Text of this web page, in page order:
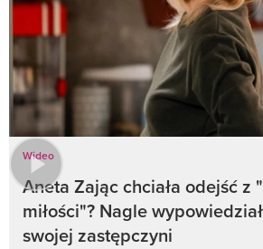
Wideo
Aneta Zając chciała odejść z
miłości"? Nagle
swojej zastępczyni